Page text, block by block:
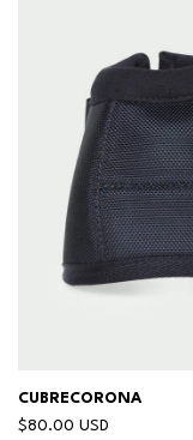
CUBRECORONA
$80.00 USD